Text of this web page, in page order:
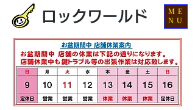
ロックワールド
ME
NU